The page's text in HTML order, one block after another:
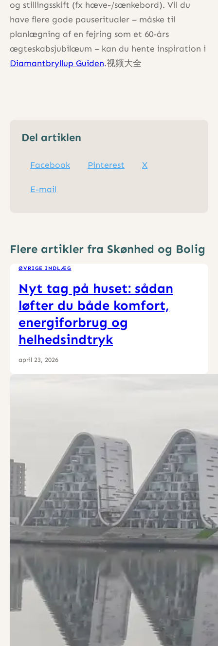
og stillingsskift (fx hæve-/sænkebord). Vil du
have flere gode pauseritualer – måske til
planlægning af en fejring som et 60-års
ægteskabsjubilæum – kan du hente inspiration i
Diamantbryllup Guiden.视频大全
Del artiklen
Facebook Pinterest X
E-mail
Flere artikler fra Skønhed og Bolig
ØVRIGE INDLÆG
Nyt tag på huset: sådan
løfter du både komfort,
energiforbrug og
helhedsindtryk
april 23, 2026